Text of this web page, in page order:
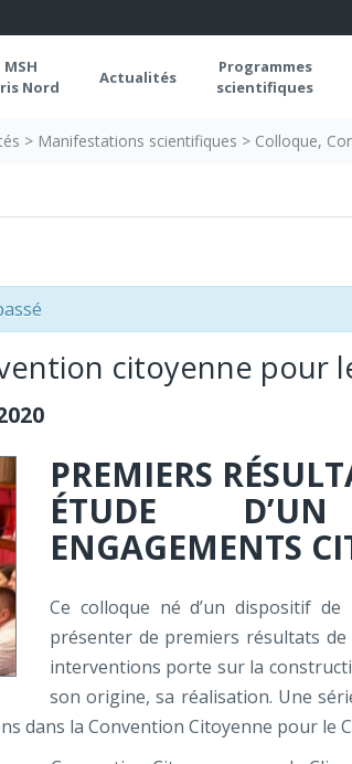
MSH
Nord
Actualités
Programmes
scientifiques
> Manifestations scientifiques > Colloque,
citoyenne pour
PREMIERS
ÉTUDE
ENGAGEMENTS
Ce colloque né d’un dispositif
présenter de premiers résultats de
interventions porte sur la
son origine, sa réalisation. Une
dans la Convention Citoyenne pour